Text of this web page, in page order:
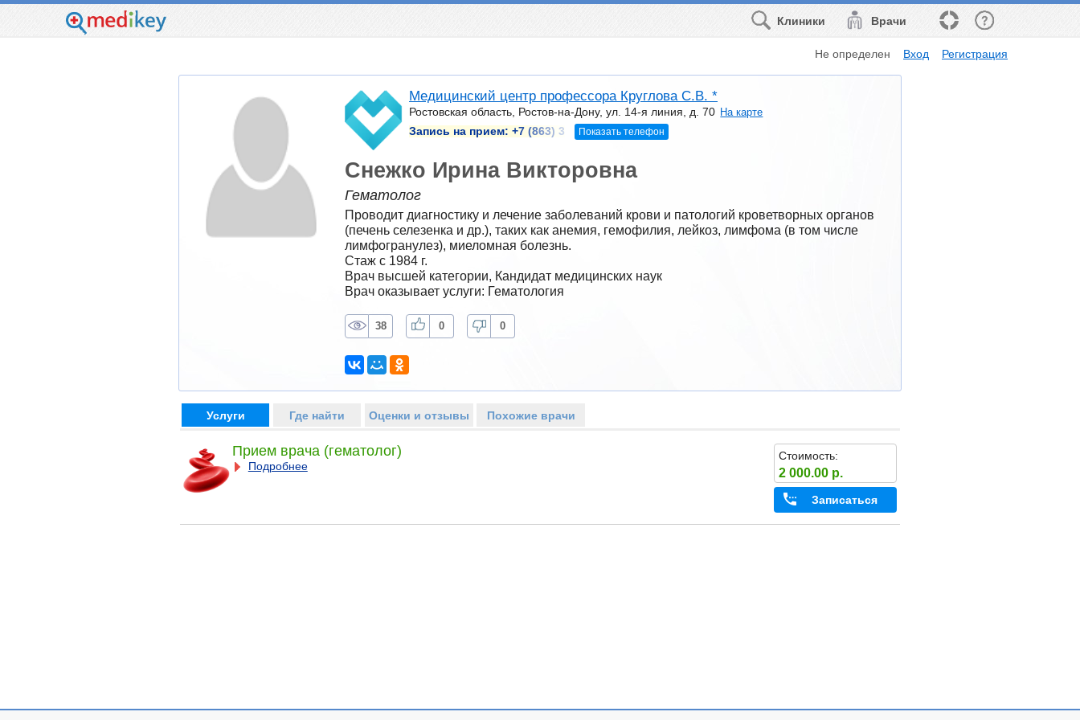
Врачи
Клиники
Не определен Вход Регистрация
Медицинский центр профессора Круглова С.В. *
Ростовская область, Ростов-на-Дону, ул. 14-я линия, д. 70 На карте
Запись на прием: +7 (863) 3 Показать телефон
Снежко Ирина Викторовна
Гематолог
Проводит диагностику и лечение заболеваний крови и патологий кроветворных органов
(печень селезенка и др.), таких как анемия, гемофилия, лейкоз, лимфома (в том числе
лимфогранулез), миеломная болезнь.
Стаж с 1984 г.
Врач высшей категории, Кандидат медицинских наук
Врач оказывает услуги: Гематология
38 0 0
Услуги Где найти Оценки и отзывы Похожие врачи
Прием врача (гематолог)
Подробнее
Стоимость:
2 000.00 р.
Записаться